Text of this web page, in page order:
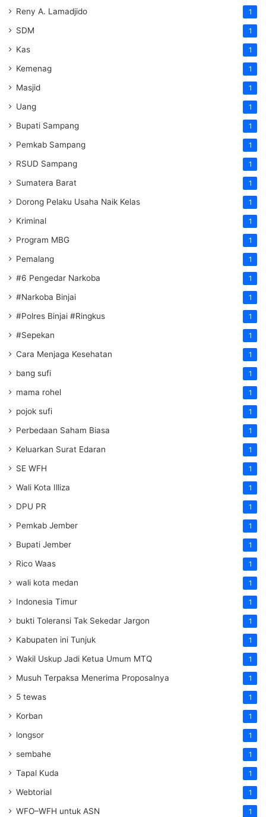
Reny A. Lamadjido 1
SDM 1
Kas 1
Kemenag 1
Masjid 1
Uang 1
Bupati Sampang 1
Pemkab Sampang 1
RSUD Sampang 1
Sumatera Barat 1
Dorong Pelaku Usaha Naik Kelas 1
Kriminal 1
Program MBG 1
Pemalang 1
#6 Pengedar Narkoba 1
#Narkoba Binjai 1
#Polres Binjai #Ringkus 1
#Sepekan 1
Cara Menjaga Kesehatan 1
bang sufi 1
mama rohel 1
pojok sufi 1
Perbedaan Saham Biasa 1
Keluarkan Surat Edaran 1
SE WFH 1
Wali Kota Illiza 1
DPU PR 1
Pemkab Jember 1
Bupati Jember 1
Rico Waas 1
wali kota medan 1
Indonesia Timur 1
bukti Toleransi Tak Sekedar Jargon 1
Kabupaten ini Tunjuk 1
Wakil Uskup Jadi Ketua Umum MTQ 1
Musuh Terpaksa Menerima Proposalnya 1
5 tewas 1
Korban 1
longsor 1
sembahe 1
Tapal Kuda 1
Webtorial 1
WFO–WFH untuk ASN 1